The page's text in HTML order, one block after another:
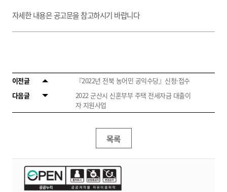
자세한 내용은 공고문을 참고하시기 바랍니다
이전글
『2022년 전북 농어민 공익수당』신청·접수
다음글
2022 군산시 신혼부부 주택 전세자금 대출이
자 지원사업
목록